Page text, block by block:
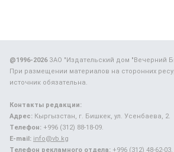
@1996-2026ЗАО "Издательский дом "Вечерний
При размещении материалов на сторонних
источник обязательна.
Контакты редакции:
Адрес: Кыргызстан, г. Бишкек, ул. Усенбаева, 2.
Телефон: +996 (312) 88-18-09.
E-mail: info@vb.kg
Телефон рекламного отдела: +996 (312) 48-62-03.